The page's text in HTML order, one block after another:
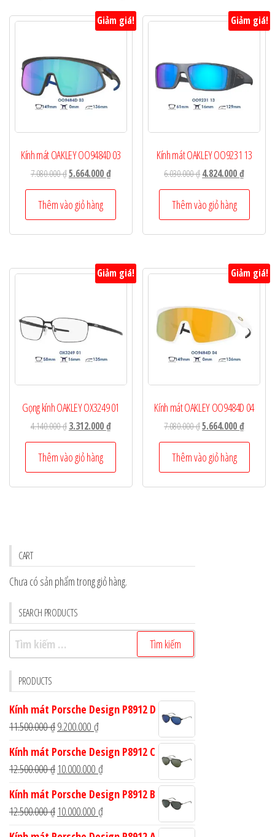
Giảm giá!
Kính mát OAKLEY OO9484D 03
7.080.000₫Giá
gốc
là:
7.080.000 ₫.
5.664.000₫Giá
hiện
là:
5.664.000 ₫.
Thêm vào giỏ hàng
Giảm giá!
Kính mát OAKLEY OO9231 13
6.030.000₫Giá
gốc
là:
6.030.000 ₫.
4.824.000₫Giá
hiện
là:
Thêm vào giỏ hàng
Giảm giá!
Gọng kính OAKLEY OX3249 01
4.140.000₫Giá
gốc
là:
4.140.000 ₫.
3.312.000₫Giá
hiện
là:
3.312.000 ₫.
Thêm vào giỏ hàng
Giảm giá!
Kính mát OAKLEY OO9484D 04
7.080.000₫Giá
gốc
là:
7.080.000 ₫.
5.664.000₫Giá
hiện
là:
Thêm vào giỏ hàng
CART
Chưa có sản phẩm trong giỏ hàng.
SEARCH PRODUCTS
Tìm
kiếm
cho:
PRODUCTS
Kính mát Porsche Design P8912 D
11.500.000₫Giá
là:
11.500.000 ₫.
9.200.000 ₫Giá
tại
là:
9.200.000 ₫.
Kính mát Porsche Design P8912 C
12.500.000₫ Giá
là:
12.500.000 ₫.
10.000.000 ₫Giá
tại
Kính mát Porsche Design P8912 B
12.500.000₫ Giá
10.000.000 ₫Giá